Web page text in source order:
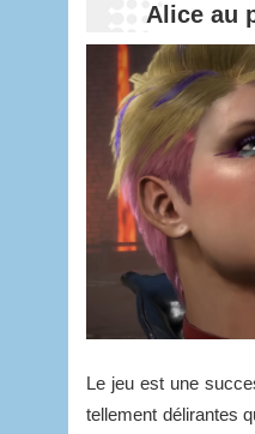
Alice au
Le jeu est une
tellement délirantes